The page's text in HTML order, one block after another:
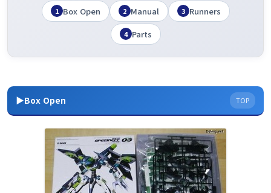
1 Box Open 2 Manual 3 Runners
4 Parts
▶Box Open TOP